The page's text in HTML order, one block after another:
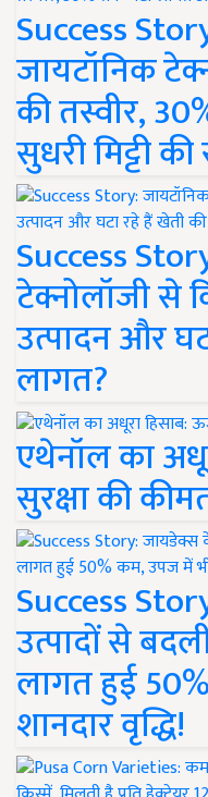
Success
जायटॉनिक
की तस्वीर,
सुधरी मिट्टी
Success
टेक्नोलॉजी से
उत्पादन और
लागत?
एथेनॉल का
सुरक्षा की
Success
उत्पादों से
लागत हुई
शानदार वृद्धि!